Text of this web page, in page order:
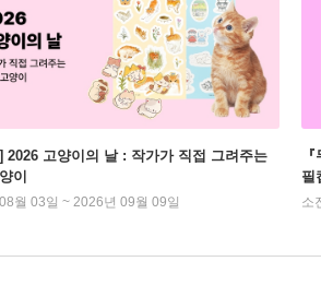
2026 고양이의 날 : 작가가 직접 그려주는
이
월 03일 ~ 2026년 09월 09일
필
소